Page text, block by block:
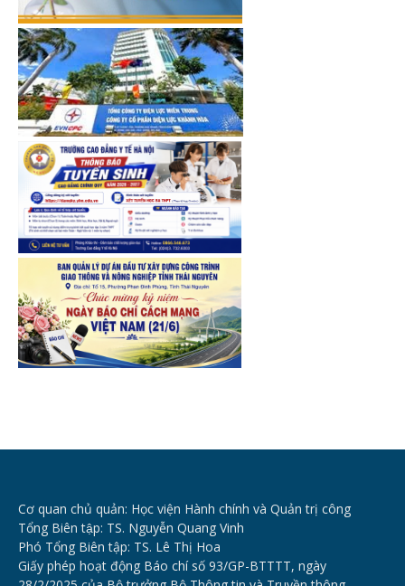
Cơ quan chủ quản: Học viện Hành chính và Quản trị công
Tổng Biên tập: TS. Nguyễn Quang Vinh
Phó Tổng Biên tập: TS. Lê Thị Hoa
Giấy phép hoạt động Báo chí số 93/GP-BTTTT, ngày